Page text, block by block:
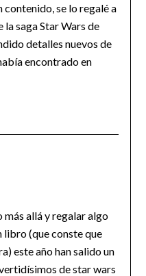
se lo regalé a
la saga Star Wars de
detalles nuevos de
encontrado en
más allá y regalar algo
libro (que conste que
este año han salido un
de star wars